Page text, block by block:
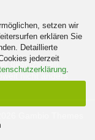
setzen wir
erklären Sie
Detaillierte
jederzeit
.
gesetzlichen
nicht anders